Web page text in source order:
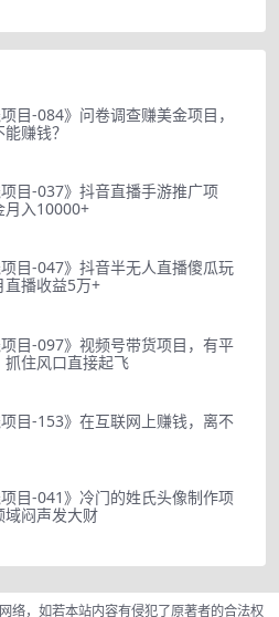
目-084》问卷调查赚美金项目，
赚钱？
项目-037》抖音直播手游推广项
月入10000+
项目-047》抖音半无人直播傻瓜玩
直播收益5万+
项目-097》视频号带货项目，有平
抓住风口直接起飞
项目-153》在互联网上赚钱，离不
项目-041》冷门的姓氏头像制作项
域闷声发大财
络，如若本站内容有侵犯了原著者的合法权